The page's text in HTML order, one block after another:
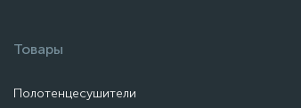
Товары
Полотенцесушители